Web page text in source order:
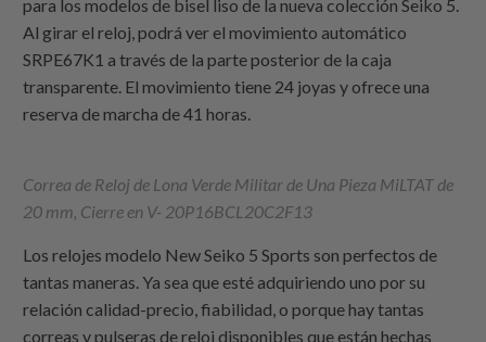
para los modelos de bisel liso de la nueva colección Seiko 5.
Al girar el reloj, podrá ver el movimiento automático
SRPE67K1 a través de la parte posterior de la caja
transparente. El movimiento tiene 24 joyas y ofrece una
reserva de marcha de 41 horas.
Correa de Reloj de Lona Verde Militar de Una Pieza MiLTAT de
20 mm, Cierre en V- 20P16BCL20C2F13
Los relojes modelo New Seiko 5 Sports son perfectos de
tantas maneras. Ya sea que esté adquiriendo uno por su
relación calidad-precio, fiabilidad, o porque hay tantas
correas y pulseras de reloj disponibles que están hechas